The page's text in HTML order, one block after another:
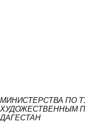
МИНИСТЕРСТВА ПО
ХУДОЖЕСТВЕННЫМ
ДАГЕСТАН